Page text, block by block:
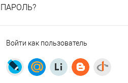
Войти как пользователь